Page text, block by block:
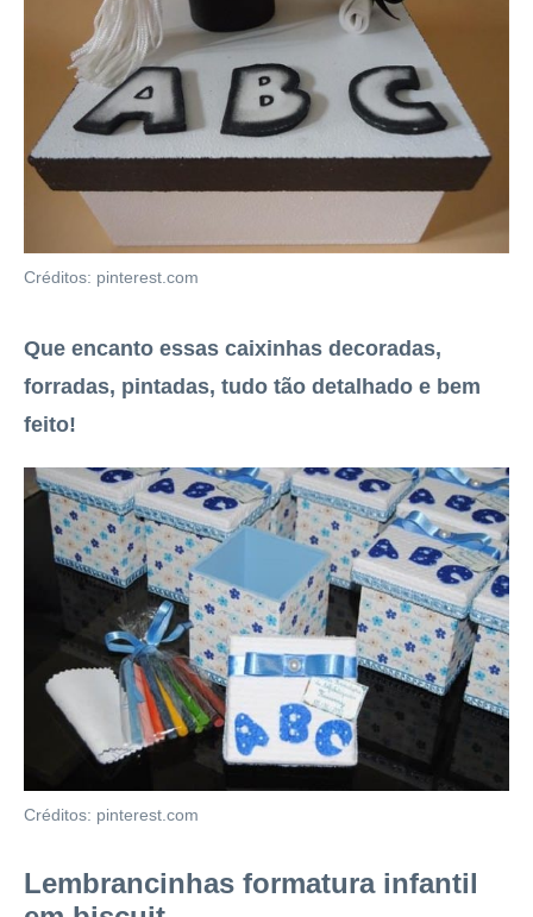
Créditos: pinterest.com
Que encanto essas caixinhas decoradas,
forradas, pintadas, tudo tão detalhado e bem
feito!
Créditos: pinterest.com
Lembrancinhas formatura infantil